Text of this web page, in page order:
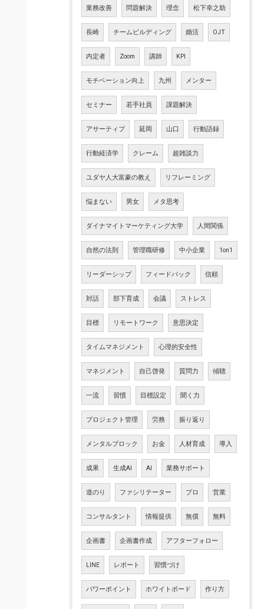
業務改善 問題解決 理念 松下幸之助
長崎 チームビルディング 婚活 OJT
内定者 Zoom 講師 KPI
モチベーション向上 九州 メンター
セミナー 若手社員 課題解決
アサーティブ 延岡 山口 行動語録
行動経済学 クレーム 超雑談力
ユダヤ人大富豪の教え リフレーミング
悩まない 男女 メタ思考
ダイナマイトマーケティング大学 人間関係
自然の法則 管理職研修 中小企業 1on1
リーダーシップ フィードバック 信頼
対話 部下育成 会議 ストレス
目標 リモートワーク 意思決定
タイムマネジメント 心理的安全性
マネジメント 自己啓発 質問力 傾聴
一流 習慣 目標設定 聞く力
プロジェクト管理 労務 振り返り
メンタルブロック お金 人材育成 導入
成果 生成AI AI 業務サポート
道のり ファシリテーター プロ 営業
コンサルタント 情報提供 無償 無料
企画書 企画書作成 アフターフォロー
LINE レポート 習慣づけ
パワーポイント ホワイトボード 作り方